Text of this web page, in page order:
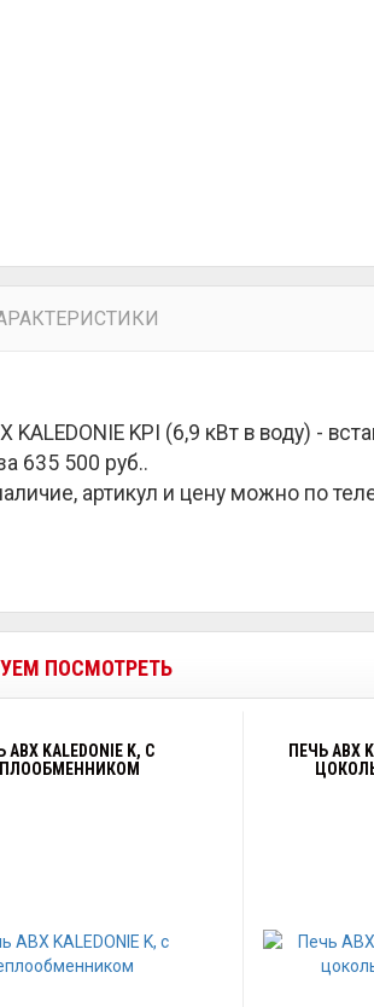
KALEDONIE KPI (6,9 кВт в воду) -
635 500 руб..
артикул и цену можно по
ПОСМОТРЕТЬ
ABX KALEDONIE K, С
ПЕЧЬ ABX